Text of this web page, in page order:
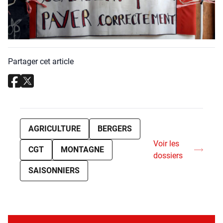
Partager cet article
AGRICULTURE BERGERS
CGT MONTAGNE
SAISONNIERS
Voir les
dossiers